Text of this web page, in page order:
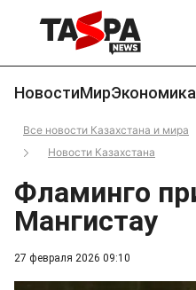
НовостиМирЭкономика
Все новости Казахстана и мира
Новости Казахстана
27 февраля 2026 09:10
Фламинго
Мангистау